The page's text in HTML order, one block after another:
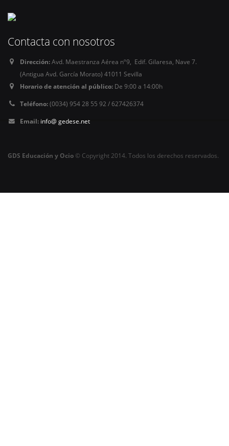
Contacta con nosotros
Dirección:Avd. Maestranza Aérea nº9, Edif. Gilaresa, Nave 7.
(Antigua Avd. García Morato) 41011 Sevilla
Horario de atención al público: De 9:00 a 14:00h
Teléfono:(0034) 954 28 55 92 / 627426374
Email: info@ gedese.net
GDS Educación y Ocio© Copyright 2014. Todos los derechos reservados.